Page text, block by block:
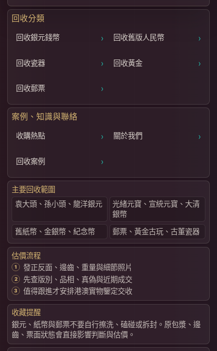
回收分類
回收銀元錢幣 › 回收舊版人民幣 ›
回收瓷器 › 回收黃金 ›
回收郵票 ›
案例、知識與聯絡
收購熱點 › 關於我們 ›
回收案例 ›
主要回收範圍
袁大頭、孫小頭、龍洋銀元
光緒元寶、宣統元寶、大清
銀幣
舊紙幣、金銀幣、紀念幣
郵票、黃金古玩、古董瓷器
估價流程
發正反面、邊齒、重量與細節照片
先查版別、品相、真偽與近期成交
值得跟進才安排港澳實物鑒定交收
收藏提醒
銀元、紙幣與郵票不要自行擦洗、磕碰或拆封。原包漿、邊
齒、票面狀態會直接影響判斷與估價。